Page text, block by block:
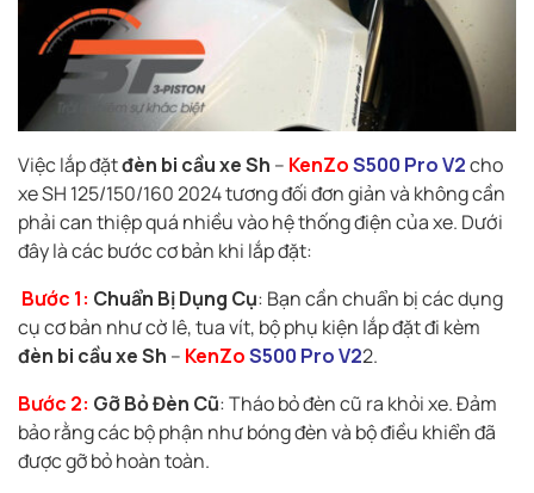
Việc lắp đặtđèn bi cầu xe Sh – KenZoS500 Pro V2cho
xe SH 125/150/160 2024 tương đối đơn giản và không cần
phải can thiệp quá nhiều vào hệ thống điện của xe. Dưới
đây là các bước cơ bản khi lắp đặt:
Bước 1: Chuẩn Bị Dụng Cụ: Bạn cần chuẩn bị các dụng
cụ cơ bản như cờ lê, tua vít, bộ phụ kiện lắp đặt đi kèm
đèn bi cầu xe Sh – KenZoS500 Pro V22.
Bước 2: Gỡ Bỏ Đèn Cũ: Tháo bỏ đèn cũ ra khỏi xe. Đảm
bảo rằng các bộ phận như bóng đèn và bộ điều khiển đã
được gỡ bỏ hoàn toàn.